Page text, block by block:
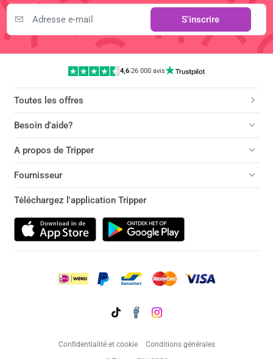
S'inscrire
4,6 |26 000 avis
Toutes les offres
Besoin d'aide?
A propos de Tripper
Fournisseur
Téléchargez l'application Tripper
Confidentialité et cookie
Conditions générales